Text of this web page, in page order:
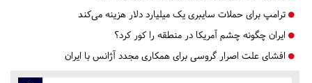
ترامپ برای حملات سایبری یک میلیارد دلار هزینه می‌کند
ایران چگونه چشم آمریکا در منطقه را کور کرد؟
افشای علت اصرار گروسی برای همکاری مجدد آژانس با ایران